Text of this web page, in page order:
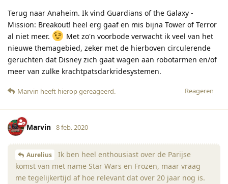
Terug naar Anaheim. Ik vind Guardians of the Galaxy -
Mission: Breakout! heel erg gaaf en mis bijna Tower of Terror
al niet meer.
Met zo'n voorbode verwacht ik veel van het
nieuwe themagebied, zeker met de hierboven circulerende
geruchten dat Disney zich gaat wagen aan robotarmen en/of
meer van zulke krachtpatsdarkridesystemen.
Reageren
Marvin heeft hierop gereageerd.
Marvin 8 feb. 2020
Aurelius
Ik ben heel enthousiast over de Parijse
komst van met name Star Wars en Frozen, maar vraag
me tegelijkertijd af hoe relevant dat over 20 jaar nog is.